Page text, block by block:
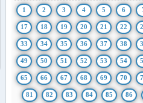
1 2 3 4 5 6
17 18 19 20 21 22
33 34 35 36 37 38
49 50 51 52 53 54
65 66 67 68 69 70
81 82 83 84 85 86